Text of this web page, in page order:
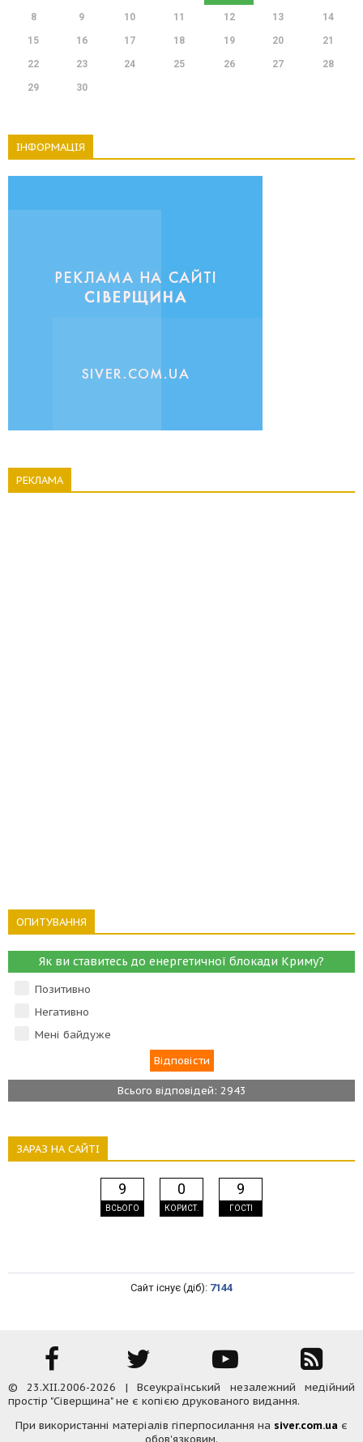
8 9 10 11 12 13 14
15 16 17 18 19 20 21
22 23 24 25 26 27 28
29 30
ІНФОРМАЦІЯ
РЕКЛАМА
ОПИТУВАННЯ
Як ви ставитесь до енергетичної блокади Криму?
Позитивно
Негативно
Мені байдуже
Всього відповідей: 2943
ЗАРАЗ НА САЙТІ
9
ВСЬОГО
0
КОРИСТ.
9
ГОСТІ
Сайт існує (діб): 7144
© 23.XII.2006-2026 | Всеукраїнський незалежний медійний
простір "Сіверщина" не є копією друкованого видання.
При використанні матеріалів гіперпосилання на siver.com.ua є
обов'язковим.